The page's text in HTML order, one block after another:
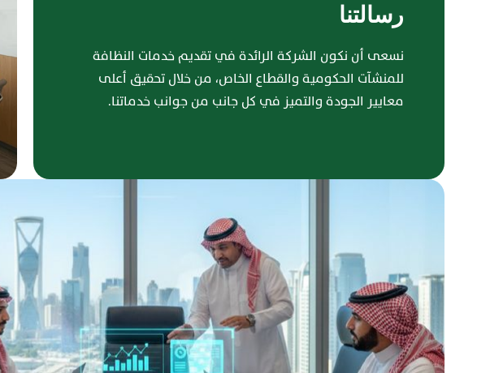
رسالتنا
نسعى أن نكون الشركة الرائدة في تقديم خدمات النظافة
للمنشآت الحكومية والقطاع الخاص، من خلال تحقيق أعلى
معايير الجودة والتميز في كل جانب من جوانب خدماتنا.